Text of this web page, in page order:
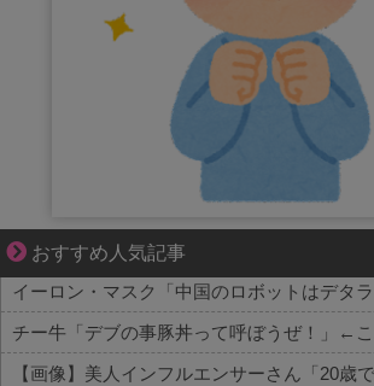
おすすめ人気記事
成長の先で気づいた想い、不器用な大人の恋